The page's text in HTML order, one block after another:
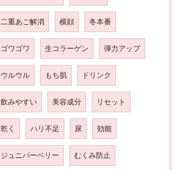
二重あご解消 横顔 冬本番
ゴワゴワ 生コラーゲン 弾力アップ
ウルウル もち肌 ドリンク
飲みやすい 美容成分 リセット
乾く ハリ不足 尿 効能
ジュニパーベリー むくみ防止